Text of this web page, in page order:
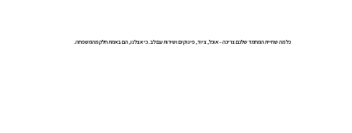
כל מה שחיית המחמד שלכם צריכה – אוכל, ציוד, פינוקים ושירות עם לב. כי אצלנו, הם באמת חלק מהמשפחה.